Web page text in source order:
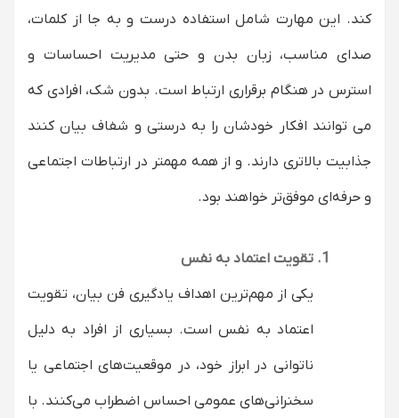
کند. این مهارت شامل استفاده درست و به جا از کلمات،
صدای مناسب، زبان بدن و حتی مدیریت احساسات و
استرس در هنگام برقراری ارتباط است. بدون شک، افرادی که
می توانند افکار خودشان را به درستی و شفاف بیان کنند
جذابیت بالاتری دارند. و از همه مهمتر در ارتباطات اجتماعی
و حرفه‌ای موفق‌تر خواهند بود.
تقویت اعتماد به نفس
یکی از مهم‌ترین اهداف یادگیری فن بیان، تقویت
اعتماد به نفس است. بسیاری از افراد به دلیل
ناتوانی در ابراز خود، در موقعیت‌های اجتماعی یا
سخنرانی‌های عمومی احساس اضطراب می‌کنند. با